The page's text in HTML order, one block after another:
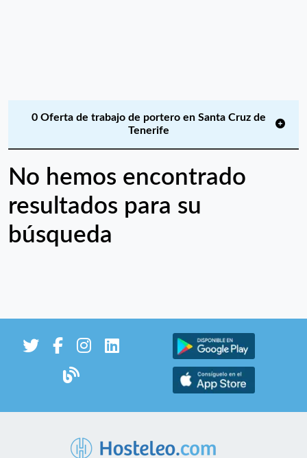
0 Oferta de trabajo de portero en Santa Cruz de
Tenerife
No hemos encontrado
resultados para su
búsqueda